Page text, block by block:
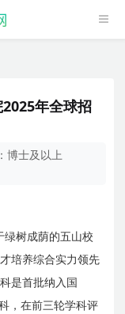
年全球招
博士及以上
绿树成荫的五山校
培养综合实力领先
是首批纳入国
，在前三轮学科评